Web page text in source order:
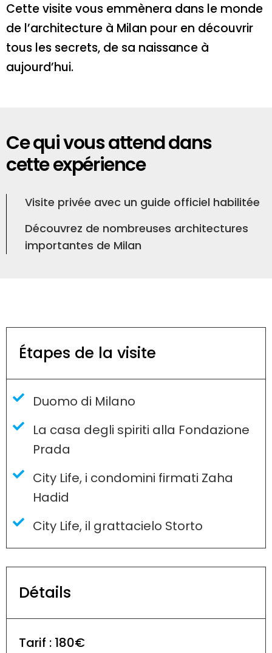
Cette visite vous emmènera dans le monde
de l’architecture à Milan pour en découvrir
tous les secrets, de sa naissance à
aujourd’hui.
Ce qui vous attend dans
cette expérience
Visite privée avec un guide officiel habilitée
Découvrez de nombreuses architectures
importantes de Milan
Étapes de la visite
Duomo di Milano
La casa degli spiriti alla Fondazione
Prada
City Life, i condomini firmati Zaha
Hadid
City Life, il grattacielo Storto
Détails
Tarif : 180€